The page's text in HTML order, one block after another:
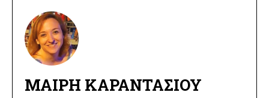
ΜΑΊΡΗ ΚΑΡΑΝΤΆΣΙΟΥ